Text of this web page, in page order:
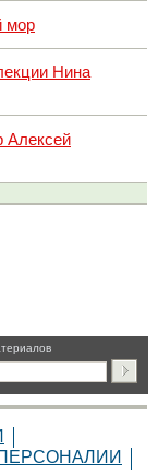
мор
Нина
Алексей